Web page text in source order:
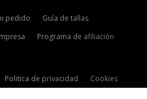
pedido
Guía de tallas
Programa de afiliación
Politica de privacidad
Cookies